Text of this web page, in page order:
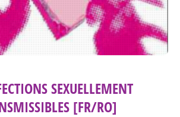
SEXUELLEMENT
[FR/RO]